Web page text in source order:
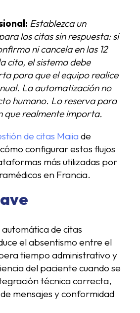
Establezca un
las citas sin respuesta: si
ni cancela en las 12
cita, el sistema debe
para que el equipo realice
La automatización no
humano. Lo reserva para
que realmente importa.
de citas Maiia de
configurar estos flujos
más utilizadas por
en Francia.
de citas
el absentismo entre el
tiempo administrativo y
del paciente cuando se
técnica correcta,
mensajes y conformidad